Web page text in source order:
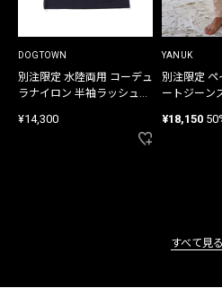
DOGTOWN
別注限定 水陸両用 コーデュ
ラナイロン 半袖ラッシュガ
¥14,300
YANUK
別注限定 ペ
ートジーン
¥18,150
すべて見る